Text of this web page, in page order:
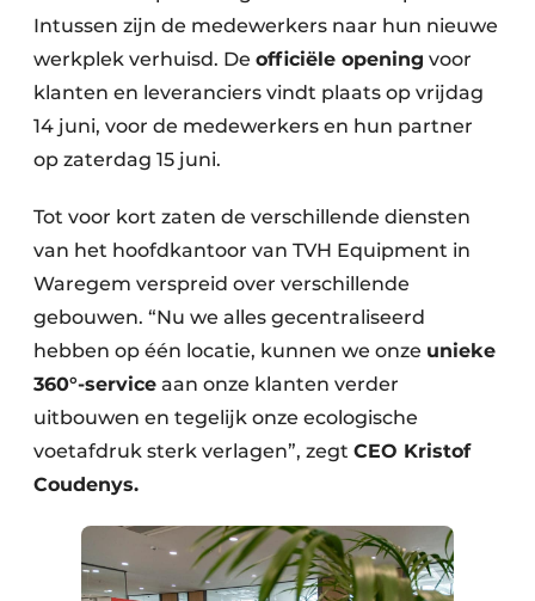
Intussen zijn de medewerkers naar hun nieuwe
werkplek verhuisd. De officiële opening voor
klanten en leveranciers vindt plaats op vrijdag
14 juni, voor de medewerkers en hun partner
op zaterdag 15 juni.
Tot voor kort zaten de verschillende diensten
van het hoofdkantoor van TVH Equipment in
Waregem verspreid over verschillende
gebouwen. “Nu we alles gecentraliseerd
hebben op één locatie, kunnen we onze unieke
360°-service aan onze klanten verder
uitbouwen en tegelijk onze ecologische
voetafdruk sterk verlagen”, zegt CEO Kristof
Coudenys.